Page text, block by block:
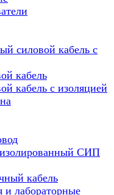
силовой кабель с
кабель
кабель с изоляцией
СИП
кабель
и лабораторные